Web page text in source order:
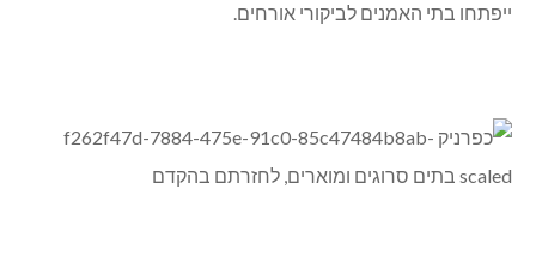
ייפתחו בתי האמנים לביקורי אורחים.